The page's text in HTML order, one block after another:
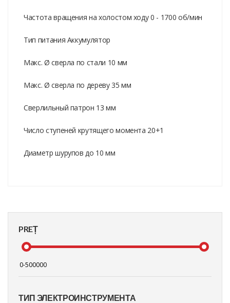
PREȚ
ТИП ЭЛЕКТРОИНСТРУМЕНТА
Частота вращения на холостом ходу 0 - 1700 об/мин
Тип питания Аккумулятор
Макс. Ø сверла по стали 10 мм
Макс. Ø сверла по дереву 35 мм
Сверлильный патрон 13 мм
Число ступеней крутящего момента 20+1
Диаметр шурупов до 10 мм